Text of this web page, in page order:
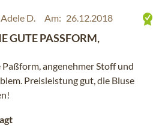
Adele D. Am: 26.12.2018
GUTE PASSFORM, A
angenehmer Stoff und
Preisleistung gut, die Bluse